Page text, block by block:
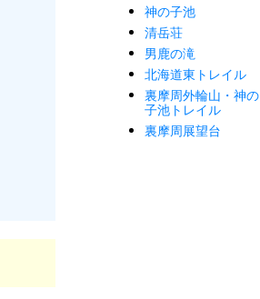
神の子池
清岳荘
男鹿の滝
北海道東トレイル
裏摩周外輪山・神の
子池トレイル
裏摩周展望台